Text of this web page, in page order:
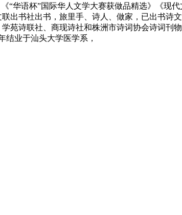
华语杯”国际华人文学大赛获做品精选》《现
书社出书，旅里手、诗人、做家，已出书诗
苑诗联社、商现诗社和株洲市诗词协会诗词刊
结业于汕头大学医学系，